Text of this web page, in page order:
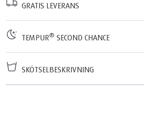
GRATIS LEVERANS
TEMPUR® SECOND CHANCE
SKÖTSELBESKRIVNING